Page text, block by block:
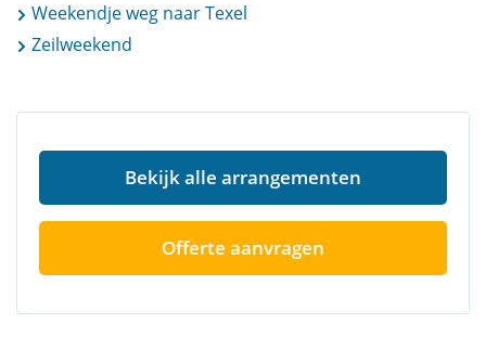
Weekendje weg naar Texel
Zeilweekend
Bekijk alle arrangementen
Offerte aanvragen